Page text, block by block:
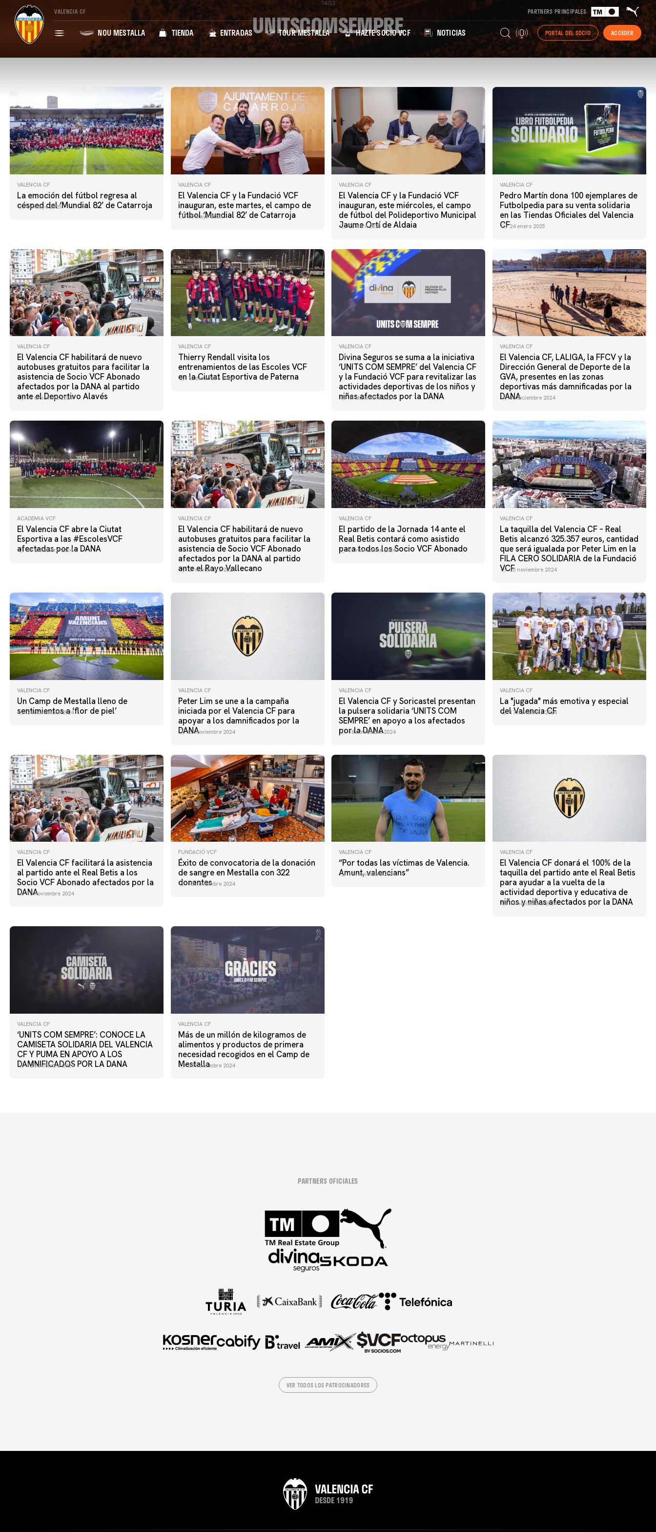
VALENCIA CF PARTNERS PRINCIPALES
NOU MESTALLA TIENDA ENTRADAS TOUR MESTALLA HAZTE SOCIO VCF NOTICIAS PORTAL DEL SOCIO ACCEDER
TAGS
UNITSCOMSEMPRE
VALENCIA CF
La emoción del fútbol regresa al
césped del ‘Mundial 82’ de Catarroja
06 mayo 2025
VALENCIA CF
El Valencia CF y la Fundació VCF
inauguran, este martes, el campo de
fútbol ‘Mundial 82’ de Catarroja
05 mayo 2025
VALENCIA CF
El Valencia CF y la Fundació VCF
inauguran, este miércoles, el campo
de fútbol del Polideportivo Municipal
Jaume Ortí de Aldaia
28 abril 2025
VALENCIA CF
Pedro Martín dona 100 ejemplares de
Futbolpedia para su venta solidaria
en las Tiendas Oficiales del Valencia
CF24 enero 2025
VALENCIA CF
El Valencia CF habilitará de nuevo
autobuses gratuitos para facilitar la
asistencia de Socio VCF Abonado
afectados por la DANA al partido
ante el Deportivo Alavés
13 diciembre 2024
VALENCIA CF
Thierry Rendall visita los
entrenamientos de las Escoles VCF
en la Ciutat Esportiva de Paterna
12 diciembre 2024
VALENCIA CF
Divina Seguros se suma a la iniciativa
‘UNITS COM SEMPRE’ del Valencia CF
y la Fundació VCF para revitalizar las
actividades deportivas de los niños y
niñas afectados por la DANA
11 diciembre 2024
VALENCIA CF
El Valencia CF, LALIGA, la FFCV y la
Dirección General de Deporte de la
GVA, presentes en las zonas
deportivas más damnificadas por la
DANA
06 diciembre 2024
ACADEMIA VCF
El Valencia CF abre la Ciutat
Esportiva a las #EscolesVCF
afectadas por la DANA
05 diciembre 2024
VALENCIA CF
El Valencia CF habilitará de nuevo
autobuses gratuitos para facilitar la
asistencia de Socio VCF Abonado
afectados por la DANA al partido
ante el Rayo Vallecano
29 noviembre 2024
VALENCIA CF
El partido de la Jornada 14 ante el
Real Betis contará como asistido
para todos los Socio VCF Abonado
25 noviembre 2024
VALENCIA CF
La taquilla del Valencia CF – Real
Betis alcanzó 325.357 euros, cantidad
que será igualada por Peter Lim en la
FILA CERO SOLIDARIA de la Fundació
VCF25 noviembre 2024
VALENCIA CF
Un Camp de Mestalla lleno de
sentimientos a ‘flor de piel’
24 noviembre 2024
VALENCIA CF
Peter Lim se une a la campaña
iniciada por el Valencia CF para
apoyar a los damnificados por la
DANA
23 noviembre 2024
VALENCIA CF
El Valencia CF y Soricastel presentan
la pulsera solidaria ‘UNITS COM
SEMPRE’ en apoyo a los afectados
por la DANA
18 noviembre 2024
VALENCIA CF
La "jugada" más emotiva y especial
del Valencia CF
17 noviembre 2024
VALENCIA CF
El Valencia CF facilitará la asistencia
al partido ante el Real Betis a los
Socio VCF Abonado afectados por la
DANA
16 noviembre 2024
FUNDACIÓ VCF
Éxito de convocatoria de la donación
de sangre en Mestalla con 322
donantes
15 noviembre 2024
VALENCIA CF
“Por todas las víctimas de Valencia.
Amunt, valencians”
15 noviembre 2024
VALENCIA CF
El Valencia CF donará el 100% de la
taquilla del partido ante el Real Betis
para ayudar a la vuelta de la
actividad deportiva y educativa de
niños y niñas afectados por la DANA
13 noviembre 2024
VALENCIA CF
‘UNITS COM SEMPRE’: CONOCE LA
CAMISETA SOLIDARIA DEL VALENCIA
CF Y PUMA EN APOYO A LOS
DAMNIFICADOS POR LA DANA
12 noviembre 2024
VALENCIA CF
Más de un millón de kilogramos de
alimentos y productos de primera
necesidad recogidos en el Camp de
Mestalla
04 noviembre 2024
PARTNERS OFICIALES
VER TODOS LOS PATROCINADORES